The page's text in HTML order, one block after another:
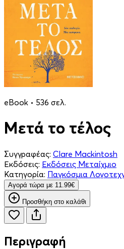
eBook • 536 σελ.
Μετά το τέλος
Συγγραφέας: Clare Mackintosh
Εκδόσεις: Εκδόσεις Μεταίχμιο
Κατηγορία: Παγκόσμια
Aγορά τώρα με 11.99€
Προσθήκη στο καλάθι
Περιγραφή